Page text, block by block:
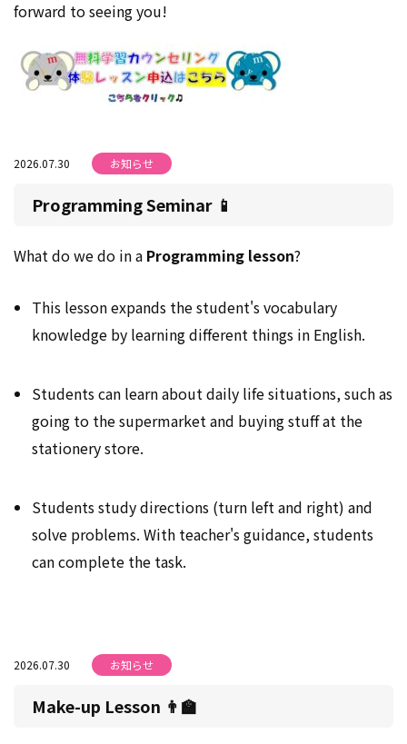
forward to seeing you!
2026.07.30 お知らせ
Programming Seminar 📱
What do we do in a Programming lesson?
This lesson expands the student's vocabulary
knowledge by learning different things in English.
Students can learn about daily life situations, such as
going to the supermarket and buying stuff at the
stationery store.
Students study directions (turn left and right) and
solve problems. With teacher's guidance, students
can complete the task.
2026.07.30 お知らせ
Make-up Lesson 👨‍🏫